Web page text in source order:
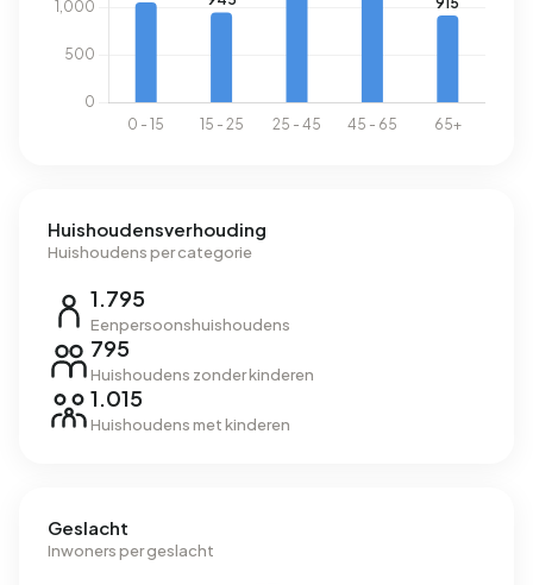
Huishoudensverhouding
Huishoudens per categorie
1.795
Eenpersoonshuishoudens
795
Huishoudens zonder kinderen
1.015
Huishoudens met kinderen
Geslacht
Inwoners per geslacht